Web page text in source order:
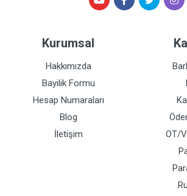
Kurumsal
Hakkımızda
Bayilik Formu
Hesap Numaraları
Blog
İletişim
OT/